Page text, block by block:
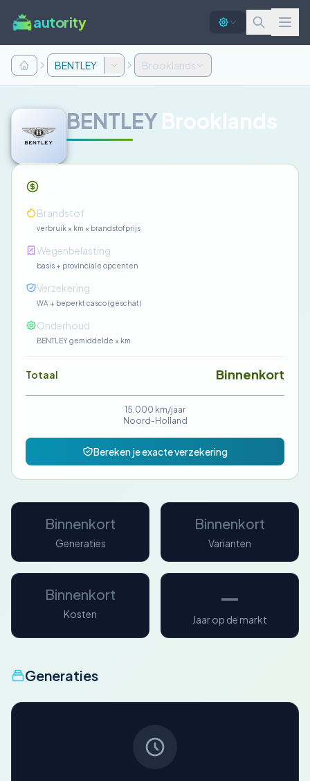
autority
BENTLEY Brooklands
BENTLEYBrooklands
Brandstof
verbruik × km × brandstofprijs
Wegenbelasting
basis + provinciale opcenten
Verzekering
WA + beperkt casco (geschat)
Onderhoud
BENTLEY gemiddelde × km
Totaal Binnenkort
15.000 km/jaar
Noord-Holland
Bereken je exacte verzekering
Binnenkort
Generaties
Binnenkort
Varianten
Binnenkort
Kosten
—
Jaar op de markt
Generaties